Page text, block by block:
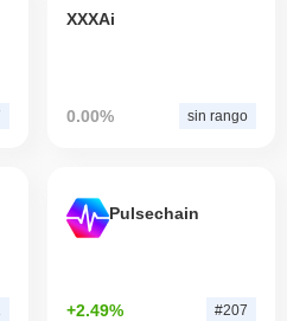
XXXAi
0.00% sin rango
Pulsechain
+2.49% #207